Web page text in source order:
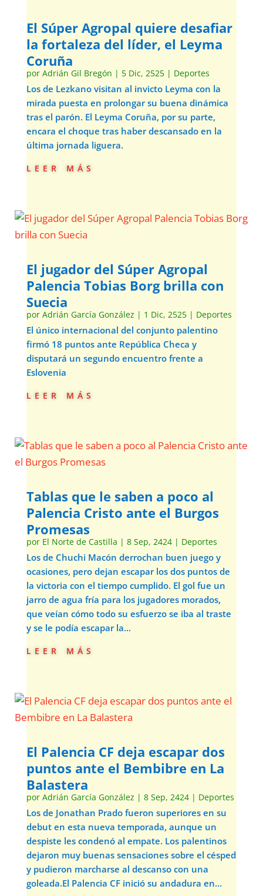
El Súper Agropal quiere desafiar
la fortaleza del líder, el Leyma
Coruña
por Adrián Gil Bregón | 5 Dic, 2525| Deportes
Los de Lezkano visitan al invicto Leyma con la
mirada puesta en prolongar su buena dinámica
tras el parón. El Leyma Coruña, por su parte,
encara el choque tras haber descansado en la
última jornada liguera.
leer más
El jugador del Súper Agropal
Palencia Tobias Borg brilla con
Suecia
por Adrián García González | 1 Dic, 2525| Deportes
El único internacional del conjunto palentino
firmó 18 puntos ante República Checa y
disputará un segundo encuentro frente a
Eslovenia
leer más
Tablas que le saben a poco al
Palencia Cristo ante el Burgos
Promesas
por El Norte de Castilla | 8 Sep, 2424| Deportes
Los de Chuchi Macón derrochan buen juego y
ocasiones, pero dejan escapar los dos puntos de
la victoria con el tiempo cumplido. El gol fue un
jarro de agua fría para los jugadores morados,
que veían cómo todo su esfuerzo se iba al traste
y se le podía escapar la...
leer más
El Palencia CF deja escapar dos
puntos ante el Bembibre en La
Balastera
por Adrián García González | 8 Sep, 2424| Deportes
Los de Jonathan Prado fueron superiores en su
debut en esta nueva temporada, aunque un
despiste les condenó al empate. Los palentinos
dejaron muy buenas sensaciones sobre el césped
y pudieron marcharse al descanso con una
goleada.El Palencia CF inició su andadura en...